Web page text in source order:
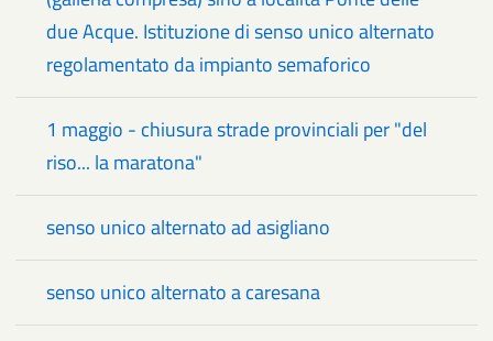
due Acque. Istituzione di senso unico alternato
regolamentato da impianto semaforico
1 maggio - chiusura strade provinciali per "del
riso... la maratona"
senso unico alternato ad asigliano
senso unico alternato a caresana